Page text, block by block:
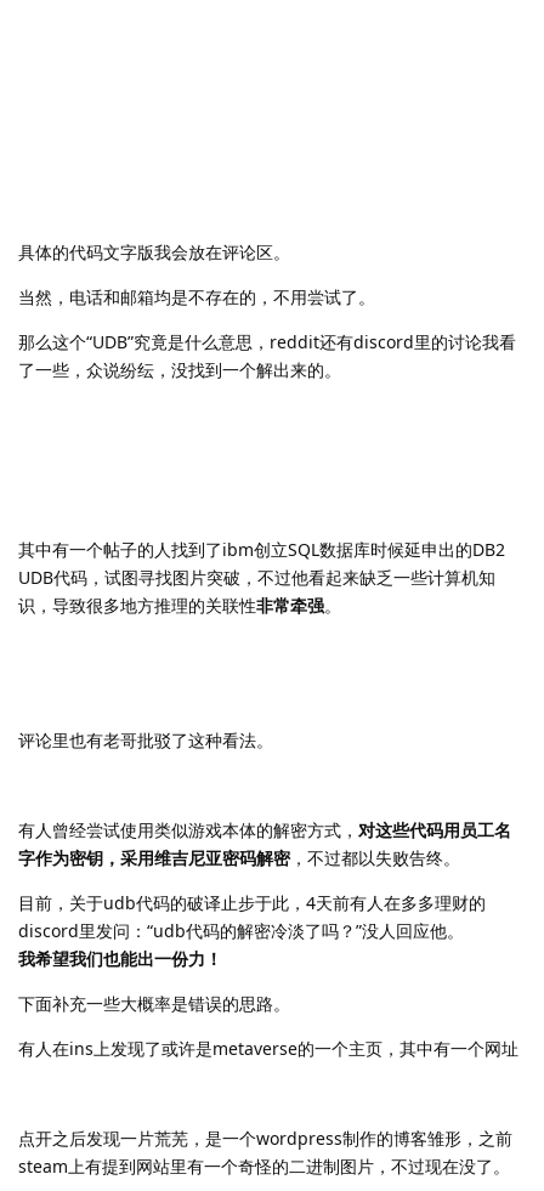
具体的代码文字版我会放在评论区。
当然，电话和邮箱均是不存在的，不用尝试了。
那么这个“UDB”究竟是什么意思，reddit还有discord里的讨论我看
了一些，众说纷纭，没找到一个解出来的。
其中有一个帖子的人找到了ibm创立SQL数据库时候延申出的DB2
UDB代码，试图寻找图片突破，不过他看起来缺乏一些计算机知
识，导致很多地方推理的关联性非常牵强。
评论里也有老哥批驳了这种看法。
有人曾经尝试使用类似游戏本体的解密方式， 对这些代码用员工名
字作为密钥，采用维吉尼亚密码解密，不过都以失败告终。
目前，关于udb代码的破译止步于此，4天前有人在多多理财的
discord里发问：“udb代码的解密冷淡了吗？”没人回应他。
我希望我们也能出一份力！
下面补充一些大概率是错误的思路。
有人在ins上发现了或许是metaverse的一个主页，其中有一个网址
点开之后发现一片荒芜，是一个wordpress制作的博客雏形，之前
steam上有提到网站里有一个奇怪的二进制图片，不过现在没了。